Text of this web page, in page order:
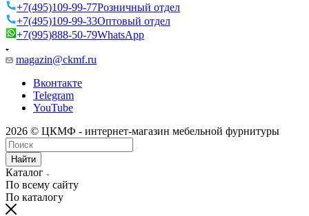
+7(495)109-99-77Розничный отдел
+7(495)109-99-33Оптовый отдел
+7(995)888-50-79WhatsApp
magazin@ckmf.ru
Вконтакте
Telegram
YouTube
2026 © ЦКМФ - интернет-магазин мебельной фурнитуры
Найти
Каталог
По всему сайту
По каталогу